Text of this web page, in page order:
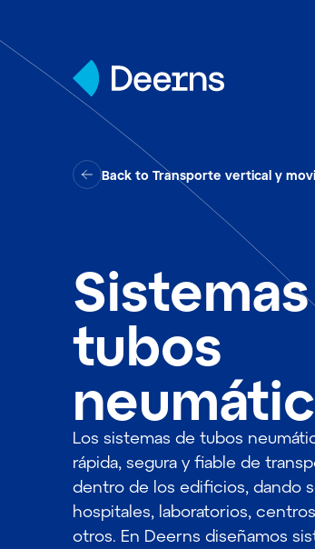
Back to Transporte vertical y
tubos
Los sistemas de tubos
rápida, segura y fiable de
dentro de los edificios, dando
hospitales, laboratorios,
otros. En Deerns diseñamos